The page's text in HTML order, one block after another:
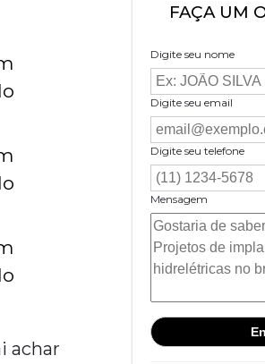
achar
FAÇA UM
Digite seu nome
Digite seu email
Digite seu telefone
Mensagem